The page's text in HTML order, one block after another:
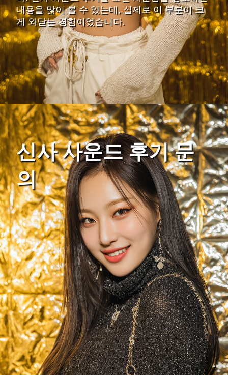
내용을 많이 볼 수 있는데, 실제로 이 부분이 크
게 와닫는 경험이었습니다.
신사 사운드 후기 문
의